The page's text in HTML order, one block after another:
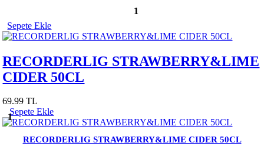
1
Sepete Ekle
RECORDERLIG STRAWBERRY&LIME
CIDER 50CL
69.99 TL
1
Sepete Ekle
RECORDERLIG STRAWBERRY&LIME CIDER 50CL